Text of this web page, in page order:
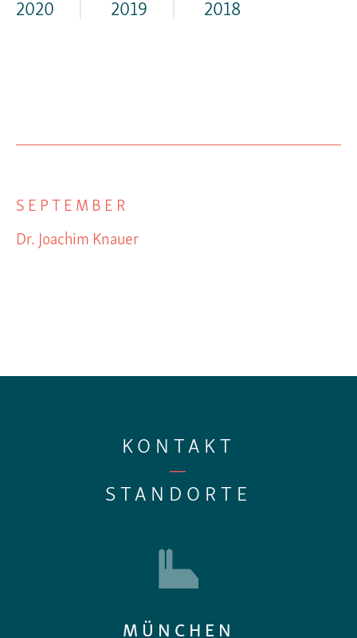
2020
2019 2018
SEPTEMBER
Dr. Joachim Knauer
KONTAKT
—
STANDORTE
MÜNCHEN